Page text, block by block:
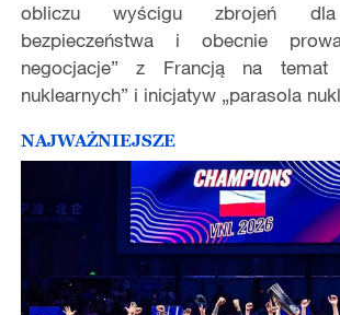
obliczu wyścigu zbrojeń dla
bezpieczeństwa i obecnie
negocjacje” z Francją na temat
nuklearnych” i inicjatyw „parasola
NAJWAŻNIEJSZE